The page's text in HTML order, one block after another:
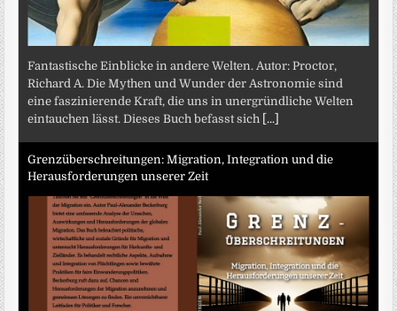
Fantastische Einblicke in andere Welten. Autor: Proctor,
Richard A. Die Mythen und Wunder der Astronomie sind
eine faszinierende Kraft, die uns in unergründliche Welten
eintauchen lässt. Dieses Buch befasst sich [...]
Grenzüberschreitungen: Migration, Integration und die
Herausforderungen unserer Zeit